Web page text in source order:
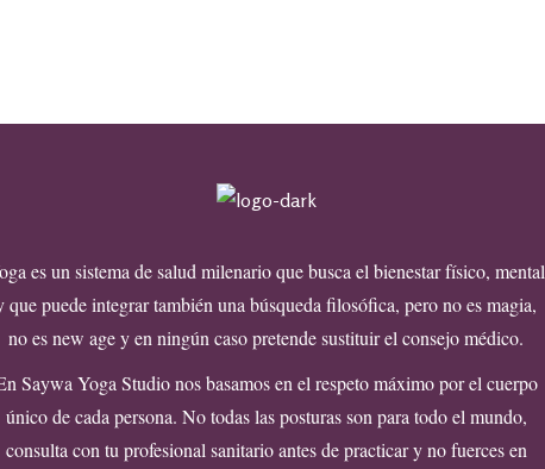
es un sistema de salud milenario que busca el bienestar físico, mental
que puede integrar también una búsqueda filosófica, pero no es magia,
no es new age y en ningún caso pretende sustituir el consejo médico.
Saywa Yoga Studio nos basamos en el respeto máximo por el cuerpo
único de cada persona. No todas las posturas son para todo el mundo,
consulta con tu profesional sanitario antes de practicar y no fuerces en